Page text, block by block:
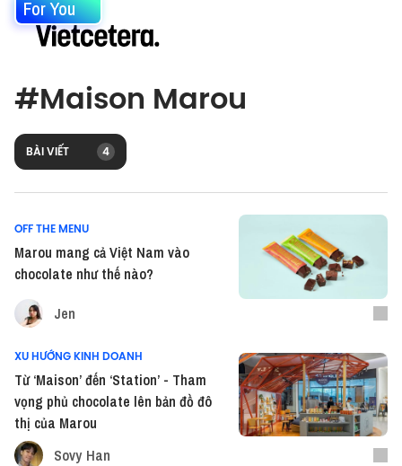
For You
#Maison Marou
BÀI VIẾT 4
OFF THE MENU
Marou mang cả Việt Nam vào
chocolate như thế nào?
Jen
XU HƯỚNG KINH DOANH
Từ ‘Maison’ đến ‘Station’ - Tham
vọng phủ chocolate lên bản đồ đô
thị của Marou
Sovy Han